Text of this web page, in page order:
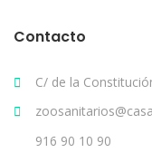
Contacto
C/ de la
916 90 10 90